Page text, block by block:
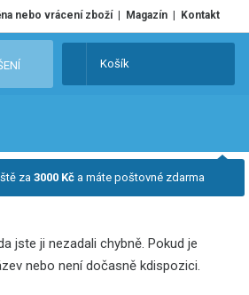
nebo vrácení zboží Magazín Kontakt
Košík
za 3000 Kča máte poštovné zdarma
jste ji nezadali chybně. Pokud je
nebo není dočasně kdispozici.